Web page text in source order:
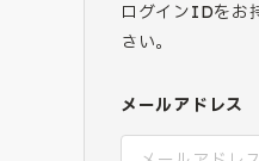
ログインIDをお
さい。
メールアドレス